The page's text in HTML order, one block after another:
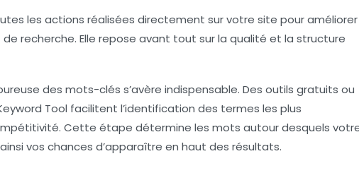
les actions réalisées directement sur votre site pour améliorer
recherche. Elle repose avant tout sur la qualité et la structure
des mots-clés s’avère indispensable. Des outils gratuits ou
Tool facilitent l’identification des termes les plus
Cette étape détermine les mots autour desquels
vos chances d’apparaître en haut des résultats.